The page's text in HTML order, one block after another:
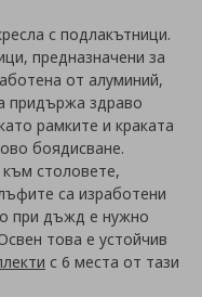
с подлакътници.
предназначени за
от алуминий,
придържа здраво
рамките и краката
боядисване.
столовете,
са изработени
при дъжд е нужно
това е устойчив
с 6 места от тази